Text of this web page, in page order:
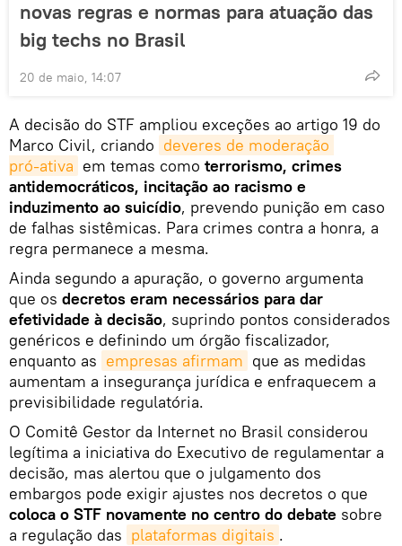
novas regras e normas para atuação das
big techs no Brasil
20 de maio, 14:07
A decisão do STF ampliou exceções ao artigo 19 do
Marco Civil, criando deveres de moderação
pró‑ativa em temas como terrorismo, crimes
antidemocráticos, incitação ao racismo e
induzimento ao suicídio, prevendo punição em caso
de falhas sistêmicas. Para crimes contra a honra, a
regra permanece a mesma.
Ainda segundo a apuração, o governo argumenta
que os decretos eram necessários para dar
efetividade à decisão, suprindo pontos considerados
genéricos e definindo um órgão fiscalizador,
enquanto as empresas afirmam que as medidas
aumentam a insegurança jurídica e enfraquecem a
previsibilidade regulatória.
O Comitê Gestor da Internet no Brasil considerou
legítima a iniciativa do Executivo de regulamentar a
decisão, mas alertou que o julgamento dos
embargos pode exigir ajustes nos decretos o que
coloca o STF novamente no centro do debate sobre
a regulação das plataformas digitais .